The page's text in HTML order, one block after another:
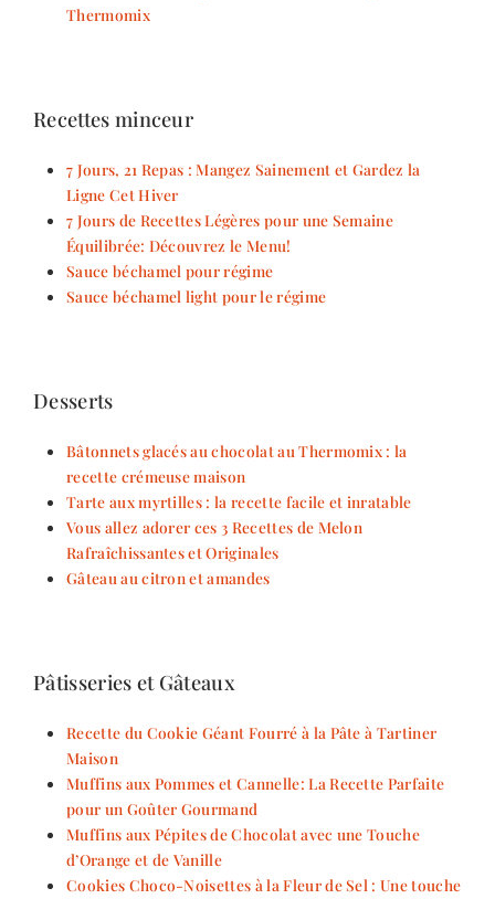
Thermomix
Recettes minceur
7 Jours, 21 Repas : Mangez Sainement et Gardez la
Ligne Cet Hiver
7 Jours de Recettes Légères pour une Semaine
Équilibrée: Découvrez le Menu!
Sauce béchamel pour régime
Sauce béchamel light pour le régime
Desserts
Bâtonnets glacés au chocolat au Thermomix : la
recette crémeuse maison
Tarte aux myrtilles : la recette facile et inratable
Vous allez adorer ces 3 Recettes de Melon
Rafraîchissantes et Originales
Gâteau au citron et amandes
Pâtisseries et Gâteaux
Recette du Cookie Géant Fourré à la Pâte à Tartiner
Maison
Muffins aux Pommes et Cannelle: La Recette Parfaite
pour un Goûter Gourmand
Muffins aux Pépites de Chocolat avec une Touche
d’Orange et de Vanille
Cookies Choco-Noisettes à la Fleur de Sel : Une touche